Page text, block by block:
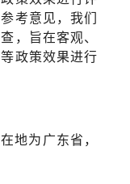
考意见，我们
，旨在客观、
政策效果进行
地为广东省，